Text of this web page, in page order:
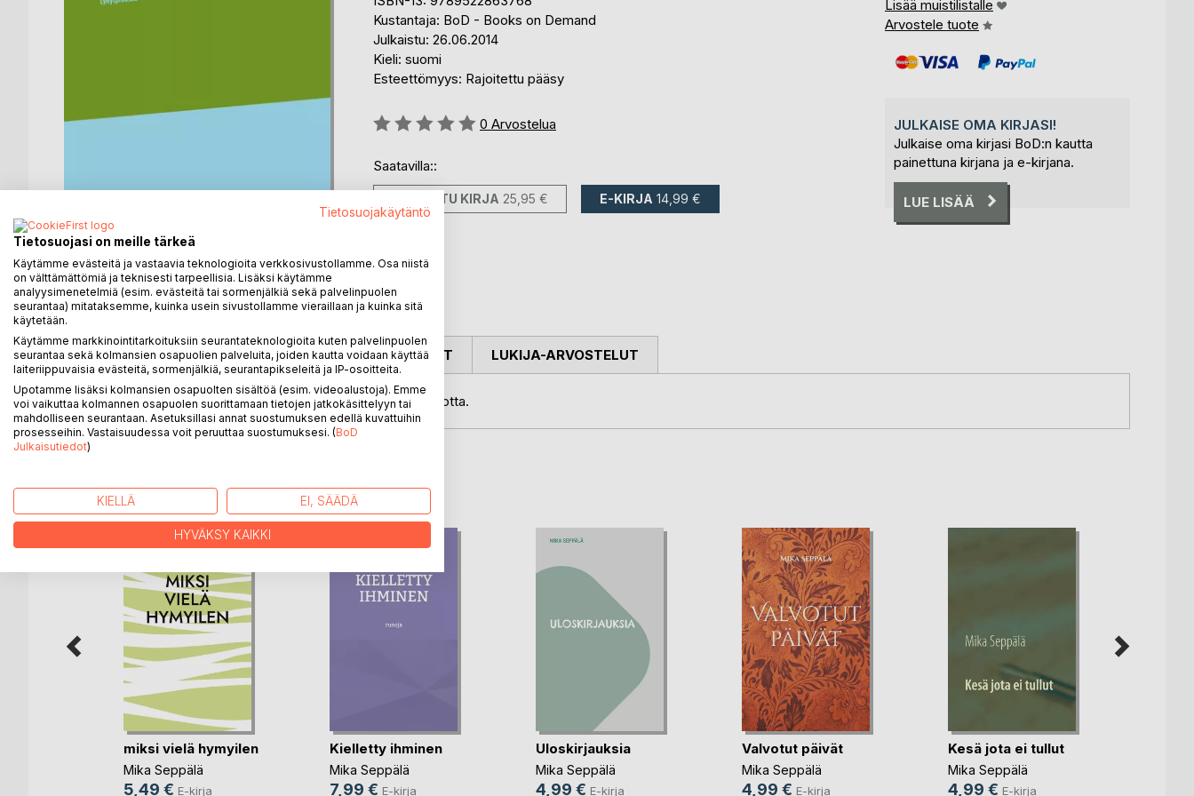
Kustantaja: BoD - Books on Demand
Julkaistu: 26.06.2014
Kieli: suomi
Esteettömyys: Rajoitettu pääsy
Arvostelu::
0 Arvostelua
Saatavilla::
PAINETTU KIRJA 25,95 € E-KIRJA 14,99 €
Lisää muistilistalle
Arvostele tuote
JULKAISE OMA KIRJASI!
Julkaise oma kirjasi BoD:n kautta
painettuna kirjana ja e-kirjana.
LUE LISÄÄ
KUVAUS
Tarinoita todellisuuksista, jotka mahdollisesti voisivat olla totta.
KIRJAILIJA LEHDISTÖARVOSTELUT LUKIJA-ARVOSTELUT
LISÄÄ KIRJOJA BoD:LLA
miksi vielä hymyilen
Mika Seppälä
5,49 € E-kirja
Kielletty ihminen
Mika Seppälä
7,99 € E-kirja
Uloskirjauksia
Mika Seppälä
4,99 € E-kirja
Valvotut päivät
Mika Seppälä
4,99 € E-kirja
Kesä jota ei tullut
Mika Seppälä
4,99 € E-kirja
Tietosuojakäytäntö
Tietosuojasi on meille tärkeä
Käytämme evästeitä ja vastaavia teknologioita verkkosivustollamme. Osa niistä
on välttämättömiä ja teknisesti tarpeellisia. Lisäksi käytämme
analyysimenetelmiä (esim. evästeitä tai sormenjälkiä sekä palvelinpuolen
seurantaa) mitataksemme, kuinka usein sivustollamme vieraillaan ja kuinka sitä
käytetään.
Käytämme markkinointitarkoituksiin seurantateknologioita kuten palvelinpuolen
seurantaa sekä kolmansien osapuolien palveluita, joiden kautta voidaan käyttää
laiteriippuvaisia evästeitä, sormenjälkiä, seurantapikseleitä ja IP-osoitteita.
Upotamme lisäksi kolmansien osapuolten sisältöä (esim. videoalustoja). Emme
voi vaikuttaa kolmannen osapuolen suorittamaan tietojen jatkokäsittelyyn tai
mahdolliseen seurantaan. Asetuksillasi annat suostumuksen edellä kuvattuihin
prosesseihin. Vastaisuudessa voit peruuttaa suostumuksesi. (BoD
Julkaisutiedot)
KIELLÄ EI, SÄÄDÄ
HYVÄKSY KAIKKI